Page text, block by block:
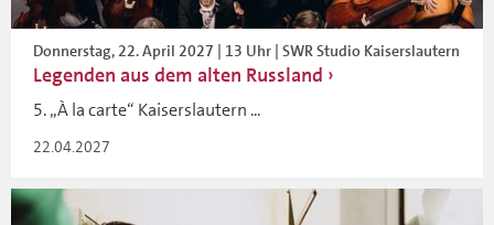
Donnerstag, 22. April 2027 | 13 Uhr | SWR Studio Kaiserslautern
Legenden aus dem alten Russland
5. „À la carte“ Kaiserslautern ...
22.04.2027